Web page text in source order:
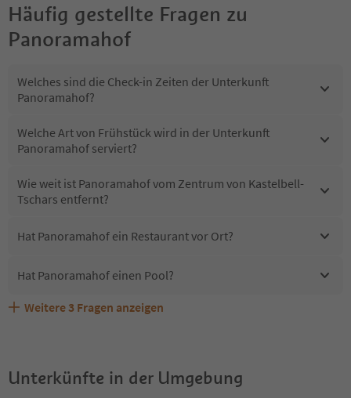
Häufig gestellte Fragen zu
Panoramahof
Welches sind die Check-in Zeiten der Unterkunft
Panoramahof?
Welche Art von Frühstück wird in der Unterkunft
Panoramahof serviert?
Wie weit ist Panoramahof vom Zentrum von Kastelbell-
Tschars entfernt?
Hat Panoramahof ein Restaurant vor Ort?
Hat Panoramahof einen Pool?
Sind Haustiere in der Unterkunft Panoramahof erlaubt?
Welche Services bietet Panoramahof?
Erhalten die Gäste von Panoramahof einen Südtirol
Weitere 3 Fragen anzeigen
Unterkünfte in der Umgebung